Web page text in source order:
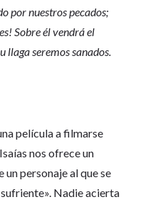
por nuestros pecados;
Sobre él vendrá el
llaga seremos sanados.
película a filmarse
nos ofrece un
personaje al que se
Nadie acierta